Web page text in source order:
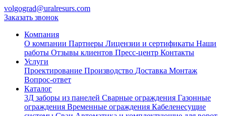
volgograd@uralresurs.com
Заказать звонок
Компания
О компании Партнеры Лицензии и сертификаты Наши
работы Отзывы клиентов Пресс-центр Контакты
Услуги
Проектирование Производство Доставка Монтаж
Вопрос-ответ
Каталог
3Д заборы из панелей Сварные ограждения Газонные
ограждения Временные ограждения Кабеленесущие